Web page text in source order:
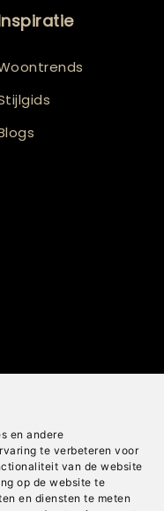
en andere
te verbeteren voor
van de website
op de website te
en diensten te meten